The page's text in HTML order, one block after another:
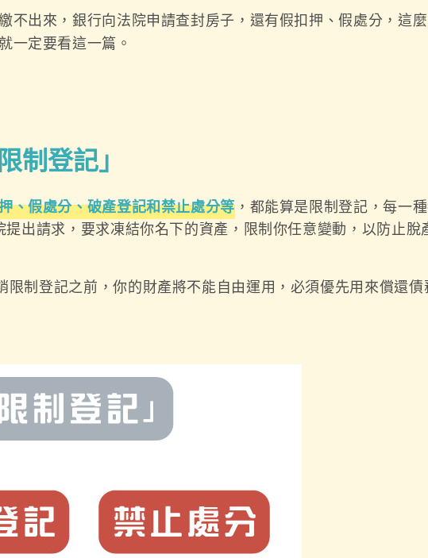
不出來，銀行向法院申請查封房子，還有假扣押、假處分，這
一定要看這一篇。
制登記」
、假處分、破產登記和禁止處分等，都能算是限制登記，每一
出請求，要求凍結你名下的資產，限制你任意變動，以防止脫
制登記之前，你的財產將不能自由運用，必須優先用來償還債